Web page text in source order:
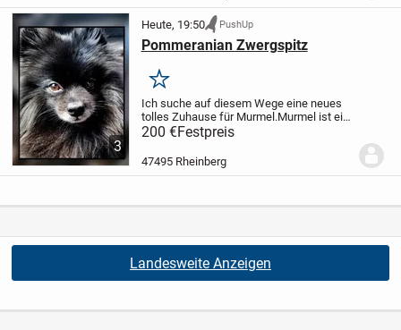
3
Heute, 19:50 PushUp
Pommeranian Zwergspitz
Merken
Ich suche auf diesem Wege eine neues
tolles Zuhause für Murmel.Murmel ist ein
Pommeranian Zwergspitz Männchen. Er
ist 5 Jahre alt (seit Baby bei mir), nicht
kastriert (hat gesunde Babys gezeugt)
ist...
200 €Festpreis
47495 Rheinberg
Landesweite Anzeigen